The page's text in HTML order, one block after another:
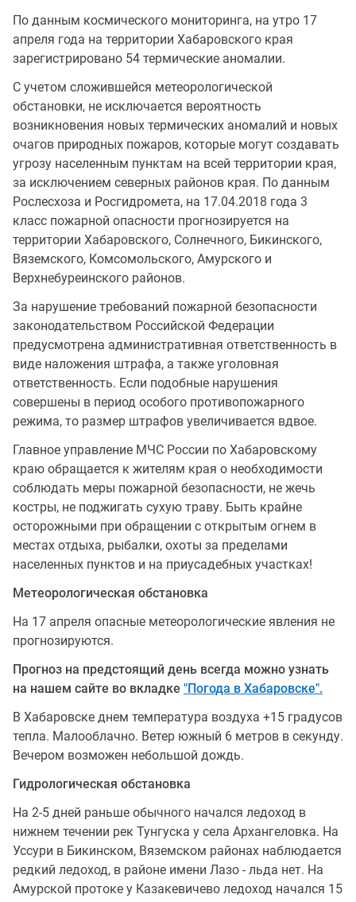
По данным космического мониторинга, на утро 17
апреля года на территории Хабаровского края
зарегистрировано 54 термические аномалии.
С учетом сложившейся метеорологической
обстановки, не исключается вероятность
возникновения новых термических аномалий и новых
очагов природных пожаров, которые могут создавать
угрозу населенным пунктам на всей территории края,
за исключением северных районов края. По данным
Рослесхоза и Росгидромета, на 17.04.2018 года 3
класс пожарной опасности прогнозируется на
территории Хабаровского, Солнечного, Бикинского,
Вяземского, Комсомольского, Амурского и
Верхнебуреинского районов.
За нарушение требований пожарной безопасности
законодательством Российской Федерации
предусмотрена административная ответственность в
виде наложения штрафа, а также уголовная
ответственность. Если подобные нарушения
совершены в период особого противопожарного
режима, то размер штрафов увеличивается вдвое.
Главное управление МЧС России по Хабаровскому
краю обращается к жителям края о необходимости
соблюдать меры пожарной безопасности, не жечь
костры, не поджигать сухую траву. Быть крайне
осторожными при обращении с открытым огнем в
местах отдыха, рыбалки, охоты за пределами
населенных пунктов и на приусадебных участках!
Метеорологическая обстановка
На 17 апреля опасные метеорологические явления не
прогнозируются.
Прогноз на предстоящий день всегда можно узнать
на нашем сайте во вкладке "Погода в Хабаровске".
В Хабаровске днем температура воздуха +15 градусов
тепла. Малооблачно. Ветер южный 6 метров в секунду.
Вечером возможен небольшой дождь.
Гидрологическая обстановка
На 2-5 дней раньше обычного начался ледоход в
нижнем течении рек Тунгуска у села Архангеловка. На
Уссури в Бикинском, Вяземском районах наблюдается
редкий ледоход, в районе имени Лазо - льда нет. На
Амурской протоке у Казакевичево ледоход начался 15